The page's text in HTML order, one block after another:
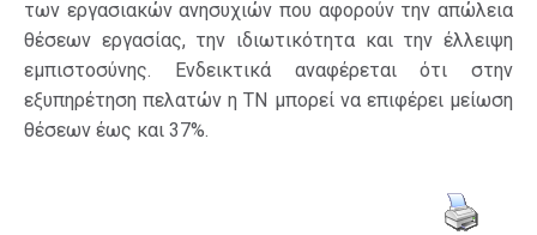
των εργασιακών ανησυχιών που αφορούν την απώλεια
θέσεων εργασίας, την ιδιωτικότητα και την έλλειψη
εμπιστοσύνης. Ενδεικτικά αναφέρεται ότι στην
εξυπηρέτηση πελατών η ΤΝ μπορεί να επιφέρει μείωση
θέσεων έως και 37%.